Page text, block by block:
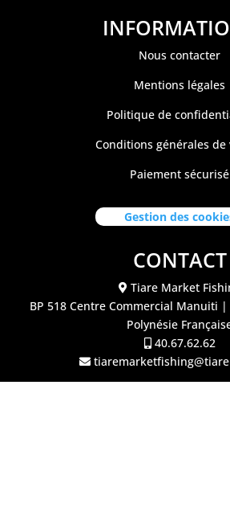
Nous contacter
Mentions légales
Politique de
Conditions générales de
Paiement sécurisé
Gestion des
CONTACT
Tiare Market
BP 518 Centre Commercial Manuiti |
Polynésie
40.67.62.62